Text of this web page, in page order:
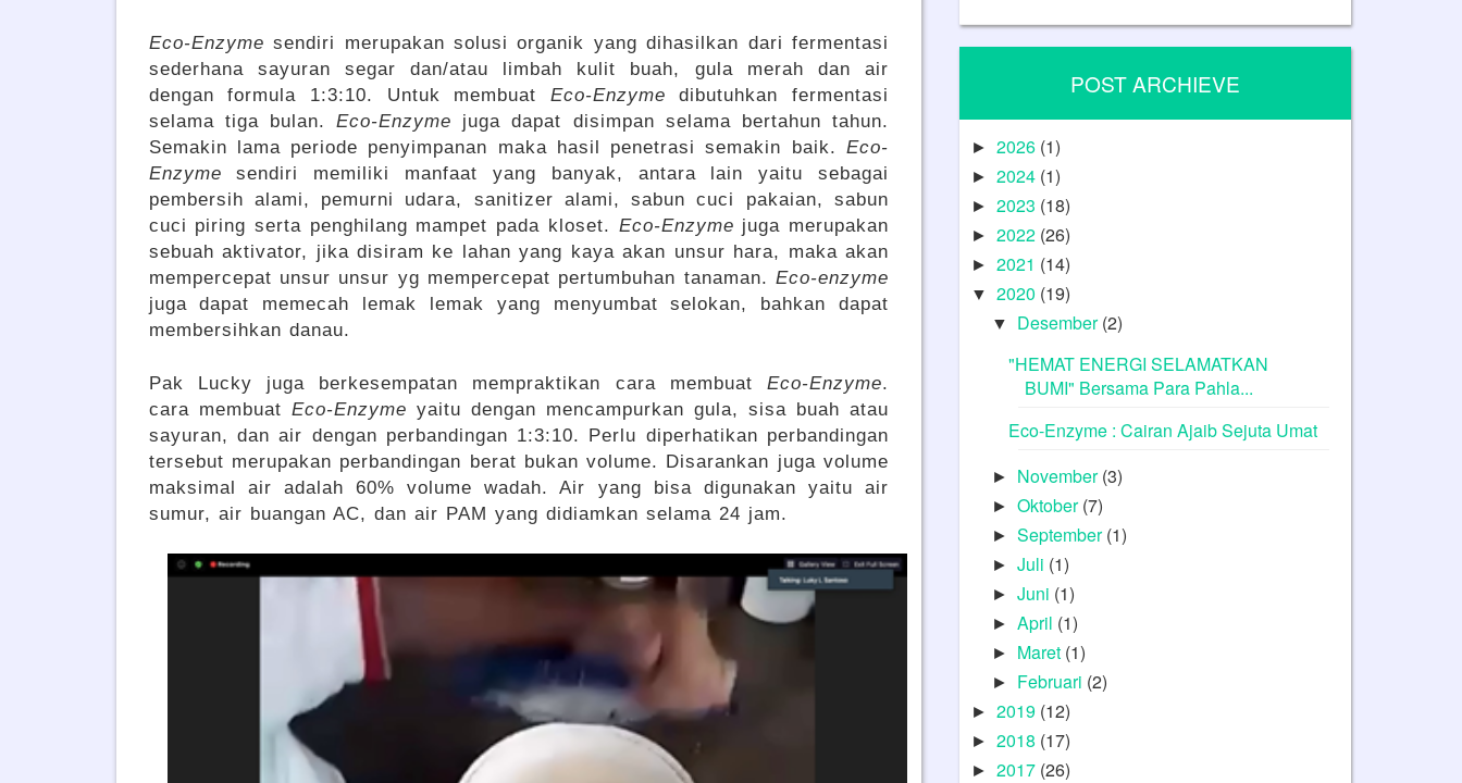
Eco-Enzyme sendiri merupakan solusi organik yang dihasilkan dari fermentasi
sederhana sayuran segar dan/atau limbah kulit buah, gula merah dan air
dengan formula 1:3:10. Untuk membuat Eco-Enzyme dibutuhkan fermentasi
selama tiga bulan.Eco-Enzyme juga dapat disimpan selama bertahun tahun.
Semakin lama periode penyimpanan maka hasil penetrasi semakin baik. Eco-
Enzyme sendiri memiliki manfaat yang banyak, antara lain yaitu sebagai
pembersih alami, pemurni udara, sanitizer alami, sabun cuci pakaian, sabun
cuci piring serta penghilang mampet pada kloset. Eco-Enzyme juga merupakan
sebuah aktivator, jika disiram ke lahan yang kaya akan unsur hara, maka akan
mempercepat unsur unsur yg mempercepat pertumbuhan tanaman. Eco-enzyme
juga dapat memecah lemak lemak yang menyumbat selokan, bahkan dapat
membersihkan danau.
Pak Lucky juga berkesempatan mempraktikan cara membuat Eco-Enzyme.
cara membuat Eco-Enzyme yaitu dengan mencampurkan gula, sisa buah atau
sayuran, dan air dengan perbandingan 1:3:10. Perlu diperhatikan perbandingan
tersebut merupakan perbandingan berat bukan volume. Disarankan juga volume
maksimal air adalah 60% volume wadah. Air yang bisa digunakan yaitu air
sumur, air buangan AC, dan air PAM yang didiamkan selama 24 jam.
POST ARCHIEVE
► 2026 (1)
► 2024 (1)
► 2023 (18)
► 2022 (26)
► 2021 (14)
▼ 2020 (19)
▼ Desember(2)
"HEMAT ENERGI SELAMATKAN
BUMI" Bersama Para Pahla...
Eco-Enzyme : Cairan Ajaib Sejuta Umat
► November(3)
►Oktober(7)
►September(1)
►Juli (1)
►Juni (1)
►April (1)
► Maret (1)
► Februari (2)
► 2019 (12)
► 2018 (17)
► 2017 (26)